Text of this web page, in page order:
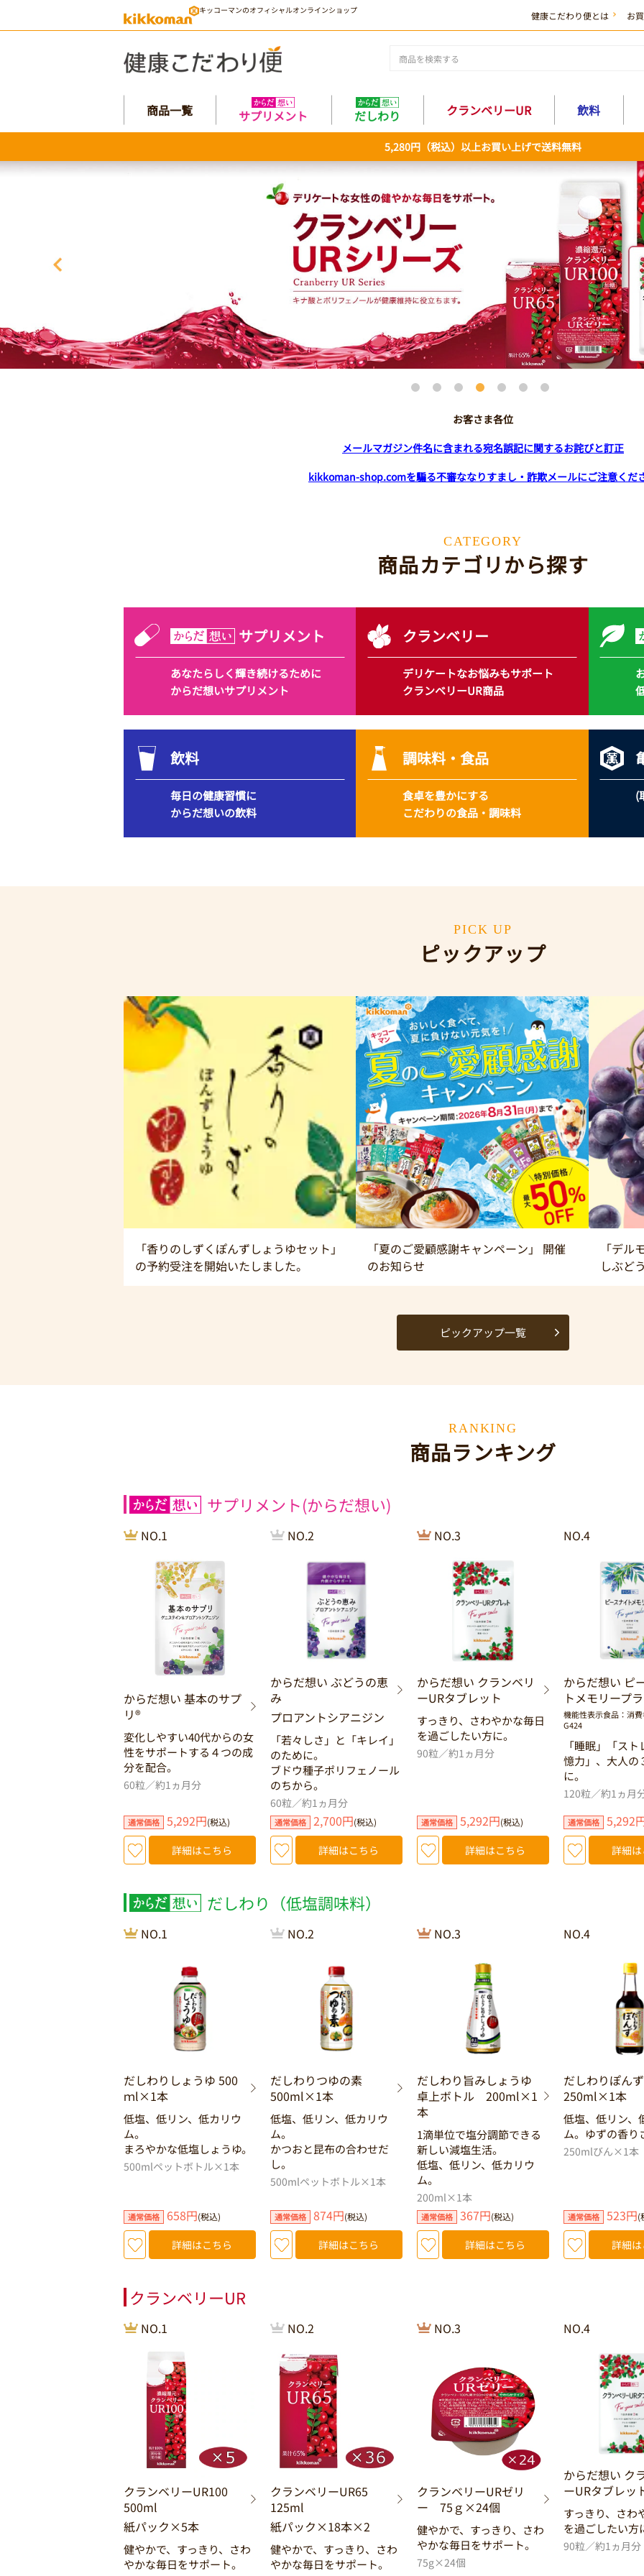
キッコーマンのオフィシャルオンラインショップ 健康こだわり便とは お
商品一覧 サプリメント だしわり クランベリーUR 飲料
5,280円（税込）以上お買い上げで送料無料
お客さま各位
メールマガジン件名に含まれる宛名誤記に関するお詫びと訂正
kikkoman-shop.comを騙る不審ななりすまし・詐欺メールにご注意くだ
CATEGORY
商品カテゴリから探す
サプリメント
あなたらしく輝き続けるために
からだ想いサプリメント
クランベリー
デリケートなお悩みもサポート
クランベリーUR商品
飲料
毎日の健康習慣に
からだ想いの飲料
調味料・食品
食卓を豊かにする
こだわりの食品・調味料
(
PICK UP
ピックアップ
「香りのしずくぽんずしょうゆセット」
の予約受注を開始いたしました。
「夏のご愛顧感謝キャンペーン」 開催
のお知らせ
「デ
しぶど
ピックアップ一覧
RANKING
商品ランキング
サプリメント(からだ想い)
NO.1
からだ想い 基本のサプ
リ®
変化しやすい40代からの女
性をサポートする４つの成
分を配合。
60粒／約1ヵ月分
通常価格 5,292円(税込)
詳細はこちら
NO.2
からだ想い ぶどうの恵
み
プロアントシアニジン
「若々しさ」と「キレイ」
のために。
ブドウ種子ポリフェノール
のちから。
60粒／約1ヵ月分
通常価格 2,700円(税込)
詳細はこちら
NO.3
からだ想い クランベリ
ーURタブレット
すっきり、さわやかな毎日
を過ごしたい方に。
90粒／約1ヵ月分
通常価格 5,292円(税込)
詳細はこちら
NO.4
からだ想い ピ
トメモリープ
機能性表示食品：消
G424
「睡眠」「ス
憶力」、大人の
に。
120粒／約1ヵ月
通常価格 5,292
詳細
だしわり（低塩調味料）
NO.1
だしわりしょうゆ 500
ｍl×1本
低塩、低リン、低カリウ
ム。
まろやかな低塩しょうゆ。
500mlペットボトル×1本
通常価格 658円(税込)
詳細はこちら
NO.2
だしわりつゆの素
500ml×1本
低塩、低リン、低カリウ
ム。
かつおと昆布の合わせだ
し。
500mlペットボトル×1本
通常価格 874円(税込)
詳細はこちら
NO.3
だしわり旨みしょうゆ
卓上ボトル 200ml×1
本
1滴単位で塩分調節できる
新しい減塩生活。
低塩、低リン、低カリウ
ム。
200ml×1本
通常価格 367円(税込)
詳細はこちら
NO.4
だしわりぽ
250ml×1本
低塩、低リン、
ム。ゆずの香り
250mlびん×1本
通常価格 523円(
詳細
クランベリーUR
NO.1
クランベリーUR100
500ml
紙パック×5本
健やかで、すっきり、さわ
やかな毎日をサポート。
NO.2
クランベリーUR65
125ml
紙パック×18本×2
健やかで、すっきり、さわ
やかな毎日をサポート。
NO.3
クランベリーURゼリ
ー 75ｇ×24個
健やかで、すっきり、さわ
やかな毎日をサポート。
75g×24個
NO.4
からだ想い ク
ーURタブレッ
すっきり、さわ
を過ごしたい方
90粒／約1ヵ月分